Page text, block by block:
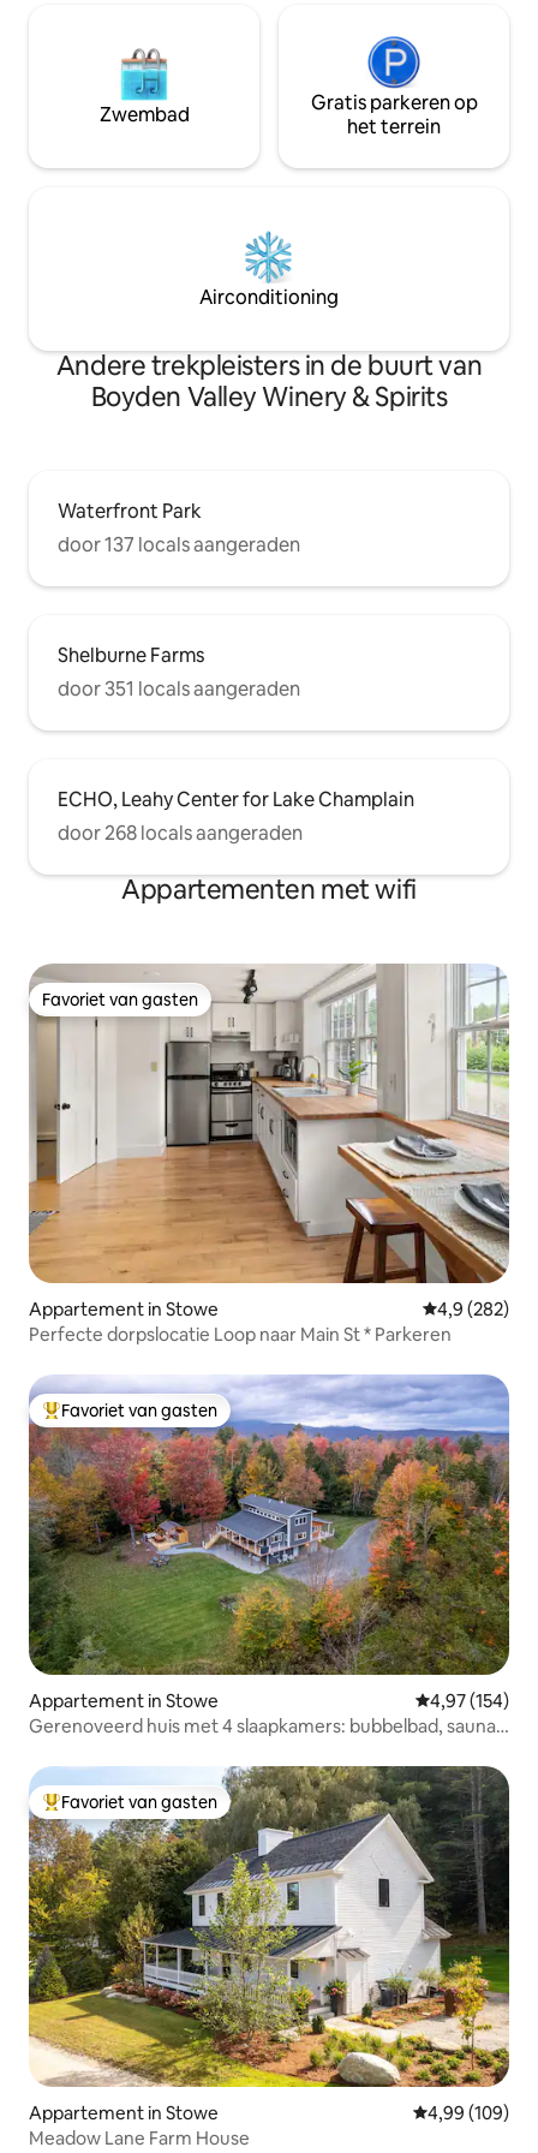
Zwembad
Gratis parkeren op
het terrein
Airconditioning
Andere trekpleisters in de buurt van
Boyden Valley Winery & Spirits
Waterfront Park
door 137 locals aangeraden
Shelburne Farms
door 351 locals aangeraden
ECHO, Leahy Center for Lake Champlain
door 268 locals aangeraden
Appartementen met wifi
Favoriet van gasten
Favoriet van gasten
Appartement in Stowe Gemiddelde
4,9 (282)
Perfecte dorpslocatie Loop naar Main St * Parkeren
Topfavoriet van gasten
Favoriet van gasten
Appartement in Stowe Gemiddelde
4,97 (154)
Gerenoveerd huis met 4 slaapkamers: bubbelbad, sauna
Topfavoriet van gasten
Favoriet van gasten
Appartement in Stowe Gemiddelde
4,99 (109)
Meadow Lane Farm House